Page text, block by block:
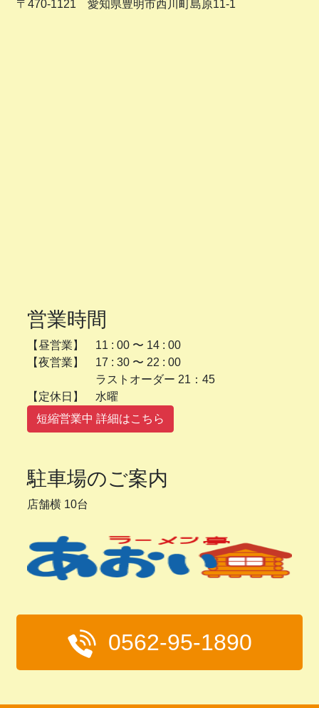
〒470-1121 愛知県豊明市西川町島原11-1
営業時間
【昼営業】 11 : 00 〜 14 : 00
【夜営業】 17 : 30 〜 22 : 00
ラストオーダー 21：45
【定休日】 水曜
短縮営業中 詳細はこちら
駐車場のご案内
店舗横 10台
0562-95-1890